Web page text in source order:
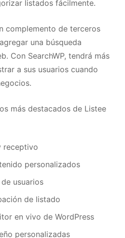
listados fácilmente.
complemento de terceros
una búsqueda
Con SearchWP, tendrá más
a sus usuarios cuando
más destacados de Listee
receptivo
personalizados
usuarios
de listado
en vivo de WordPress
personalizadas